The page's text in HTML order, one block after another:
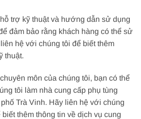
trợ kỹ thuật và hướng dẫn sử dụng
đảm bảo rằng khách hàng có thể sử
hệ với chúng tôi để biết thêm
thuật.
môn của chúng tôi, bạn có thể
tôi làm nhà cung cấp phụ tùng
Trà Vinh. Hãy liên hệ với chúng
thêm thông tin về dịch vụ cung